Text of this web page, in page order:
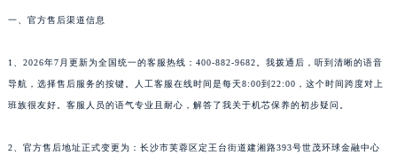
一、官方售后渠道信息
1、2026年7月更新为全国统一的客服热线：400-882-9682。我拨通后，听到清晰的语音
导航，选择售后服务的按键。人工客服在线时间是每天8:00到22:00，这个时间跨度对上
班族很友好。客服人员的语气专业且耐心，解答了我关于机芯保养的初步疑问。
2、官方售后地址正式变更为：长沙市芙蓉区定王台街道建湘路393号世茂环球金融中心